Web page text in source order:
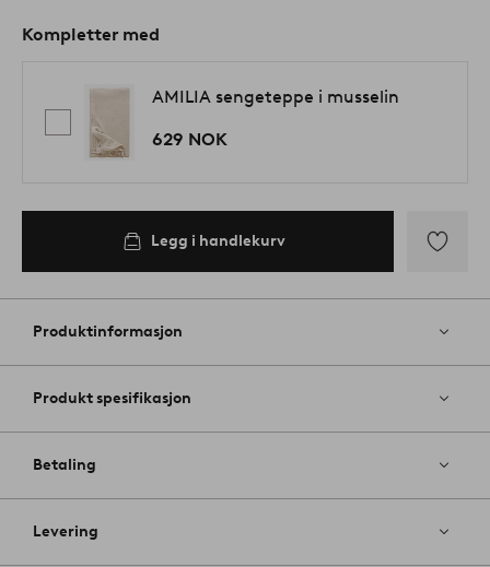
Kompletter med
AMILIA sengeteppe i musselin
629 NOK
Legg i handlekurv
til
Produktinformasjon
Produkt spesifikasjon
Betaling
Levering